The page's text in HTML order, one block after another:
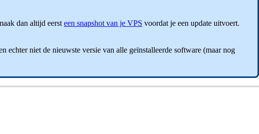
dan altijd eerst een snapshot van je VPS voordat je een update uitvoert.
echter niet de nieuwste versie van alle geïnstalleerde software (maar nog